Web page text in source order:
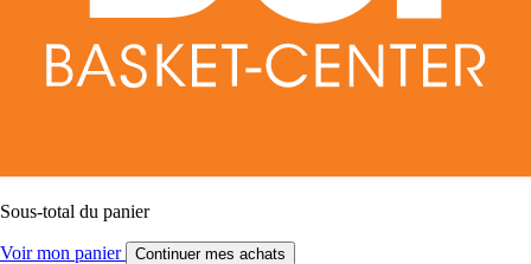
Sous-total du panier
Voir mon panier Continuer mes achats